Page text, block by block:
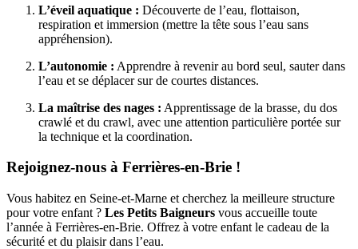
L’éveil aquatique : Découverte de l’eau, flottaison,
respiration et immersion (mettre la tête sous l’eau sans
appréhension).
L’autonomie : Apprendre à revenir au bord seul, sauter dans
l’eau et se déplacer sur de courtes distances.
La maîtrise des nages : Apprentissage de la brasse, du dos
crawlé et du crawl, avec une attention particulière portée sur
la technique et la coordination.
Rejoignez-nous à Ferrières-en-Brie !
Vous habitez en Seine-et-Marne et cherchez la meilleure structure
pour votre enfant ? Les Petits Baigneurs vous accueille toute
l’année à Ferrières-en-Brie. Offrez à votre enfant le cadeau de la
sécurité et du plaisir dans l’eau.